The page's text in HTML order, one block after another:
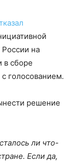
на
в сборе
голосованием.
решение
ли что-
Если да,